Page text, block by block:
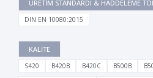
ÜRETİM STANDARDI & HADDELEME
DIN EN 10080:2015
KALİTE
S420 B420B B420C B500B